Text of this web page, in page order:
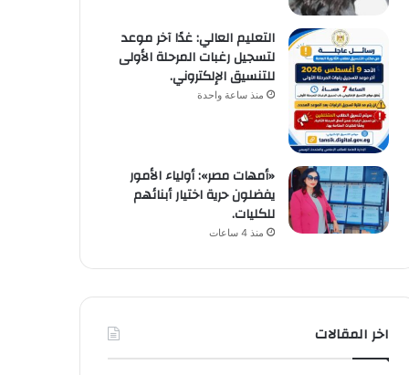
التعليم العالي: غدًا آخر موعد
لتسجيل رغبات المرحلة الأولى
للتنسيق الإلكتروني.
منذ ساعة واحدة
«أمهات مصر»: أولياء الأمور
يفضلون حرية اختيار أبنائهم
للكليات.
منذ 4 ساعات
اخر المقالات